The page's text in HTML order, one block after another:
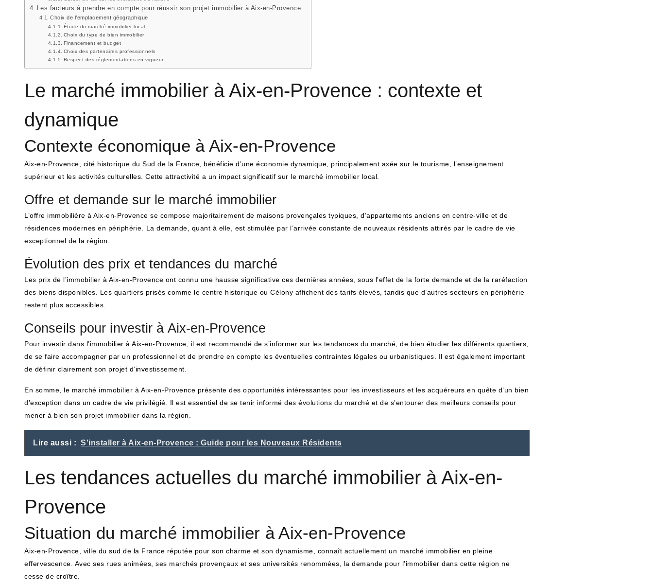
Les facteurs à prendre en compte pour réussir son projet immobilier à Aix-en-Provence
Choix de l’emplacement géographique
Étude du marché immobilier local
Choix du type de bien immobilier
Financement et budget
Choix des partenaires professionnels
Respect des réglementations en vigueur
Le marché immobilier à Aix-en-Provence : contexte et
dynamique
Contexte économique à Aix-en-Provence
Aix-en-Provence, cité historique du Sud de la France, bénéficie d’une économie dynamique, principalement axée sur le tourisme, l’enseignement
supérieur et les activités culturelles. Cette attractivité a un impact significatif sur le marché immobilier local.
Offre et demande sur le marché immobilier
L’offre immobilière à Aix-en-Provence se compose majoritairement de maisons provençales typiques, d’appartements anciens en centre-ville et de
résidences modernes en périphérie. La demande, quant à elle, est stimulée par l’arrivée constante de nouveaux résidents attirés par le cadre de vie
exceptionnel de la région.
Évolution des prix et tendances du marché
Les prix de l’immobilier à Aix-en-Provence ont connu une hausse significative ces dernières années, sous l’effet de la forte demande et de la raréfaction
des biens disponibles. Les quartiers prisés comme le centre historique ou Célony affichent des tarifs élevés, tandis que d’autres secteurs en périphérie
restent plus accessibles.
Conseils pour investir à Aix-en-Provence
Pour investir dans l’immobilier à Aix-en-Provence, il est recommandé de s’informer sur les tendances du marché, de bien étudier les différents quartiers,
de se faire accompagner par un professionnel et de prendre en compte les éventuelles contraintes légales ou urbanistiques. Il est également important
de définir clairement son projet d’investissement.
En somme, le marché immobilier à Aix-en-Provence présente des opportunités intéressantes pour les investisseurs et les acquéreurs en quête d’un bien
d’exception dans un cadre de vie privilégié. Il est essentiel de se tenir informé des évolutions du marché et de s’entourer des meilleurs conseils pour
mener à bien son projet immobilier dans la région.
Lire aussi : S'installer à Aix-en-Provence : Guide pour les Nouveaux Résidents
Les tendances actuelles du marché immobilier à Aix-en-
Provence
Situation du marché immobilier à Aix-en-Provence
Aix-en-Provence, ville du sud de la France réputée pour son charme et son dynamisme, connaît actuellement un marché immobilier en pleine
effervescence. Avec ses rues animées, ses marchés provençaux et ses universités renommées, la demande pour l’immobilier dans cette région ne
cesse de croître.